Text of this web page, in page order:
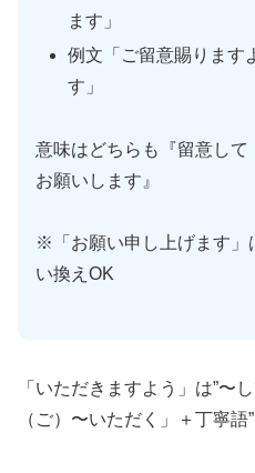
ます」
例文「ご留意賜ります
す」
意味はどちらも『留意して
お願いします』
※「お願い申し上げます」
い換えOK
「いただきますよう」は”〜
（ご）〜いただく」＋丁寧語